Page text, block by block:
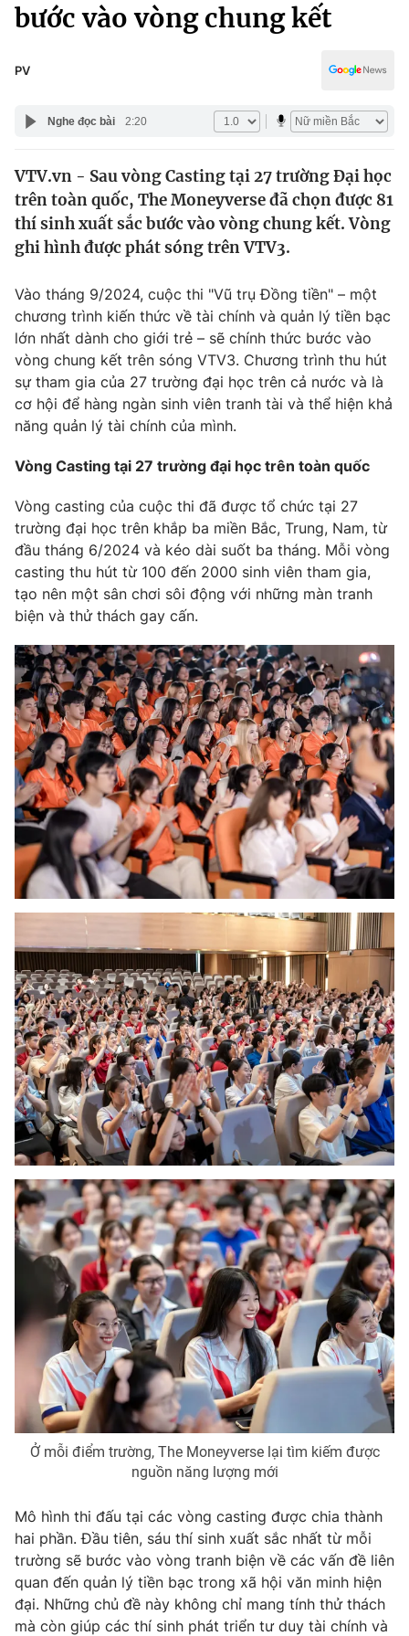
Chính trị
Pháp luật
Thế giới
Tin tức
Thế giới đó đây
Câu chuyện quốc tế
Tài chính
Thị trường
Góc doanh nghiệp
Dữ liệu và đời sống
Truyền hình
Phim VTV
Khán giả
Giải sao mai
Giải trí
Điện ảnh
Âm nhạc
Sao
Du lịch
Làm đẹp
Chất lượng cuộc sống
Giáo dục
Tuyển sinh
Học trực tuyến
Công nghệ
Hitech Công nghệ tương lai
Sản phẩm
Thị trường
Tư vấn
Giao lưu trực tuyến
Lịch phát sóng
Chuyên mục khác
Emagazine Podcast
Photo Infographic
Video Shorts video
VTV Money VTV Thể thao
VTV Sức khoẻ Bất động sản
Thị trường 24h Tấm lòng Việt
VTV4 Vươn mình bằng AI
VTV9 VTV8
Liên hệ tòa soạn English
THỜI BÁO VTV
Theo dõi báo trên
Cơ quan chủ quản:Đài Truyền hình Việt Nam
Thời báo VTV
Giấy phép hoạt động báo in và báo điện tử số 483/GP-BTTTT
cấp ngày 29/12/2023
Tổng Biên tập:
Vũ Thanh Thủy
Phó Tổng Biên tập:Nguyễn Thị Mỹ Hạnh, Phạm Quốc Thắng,
Nguyễn Trọng Ninh
Tổng đài VTV: 024.38 355 931 - 024.38 355 932
Truyền hình
Công nghệ
bước vào vòng chung kết
PV
Nghe đọc bài 2:20
VTV.vn - Sau vòng Casting tại 27 trường Đại học
trên toàn quốc, The Moneyverse đã chọn được 81
thí sinh xuất sắc bước vào vòng chung kết. Vòng
ghi hình được phát sóng trên VTV3.
Vào tháng 9/2024, cuộc thi "Vũ trụ Đồng tiền" – một
chương trình kiến thức về tài chính và quản lý tiền bạc
lớn nhất dành cho giới trẻ – sẽ chính thức bước vào
vòng chung kết trên sóng VTV3. Chương trình thu hút
sự tham gia của 27 trường đại học trên cả nước và là
cơ hội để hàng ngàn sinh viên tranh tài và thể hiện khả
năng quản lý tài chính của mình.
Vòng Casting tại 27 trường đại học trên toàn quốc
Vòng casting của cuộc thi đã được tổ chức tại 27
trường đại học trên khắp ba miền Bắc, Trung, Nam, từ
đầu tháng 6/2024 và kéo dài suốt ba tháng. Mỗi vòng
casting thu hút từ 100 đến 2000 sinh viên tham gia,
tạo nên một sân chơi sôi động với những màn tranh
biện và thử thách gay cấn.
Ở mỗi điểm trường, The Moneyverse lại tìm kiếm được
nguồn năng lượng mới
Mô hình thi đấu tại các vòng casting được chia thành
hai phần. Đầu tiên, sáu thí sinh xuất sắc nhất từ mỗi
trường sẽ bước vào vòng tranh biện về các vấn đề liên
quan đến quản lý tiền bạc trong xã hội văn minh hiện
đại. Những chủ đề này không chỉ mang tính thử thách
mà còn giúp các thí sinh phát triển tư duy tài chính và